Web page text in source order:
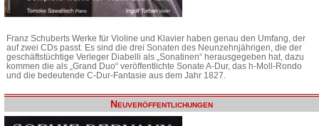
Franz Schuberts Werke für Violine und Klavier haben genau den Umfang, der
auf zwei CDs passt. Es sind die drei Sonaten des Neunzehnjährigen, die der
geschäftstüchtige Verleger Diabelli als „Sonatinen“ herausgegeben hat, dazu
kommen die als „Grand Duo“ veröffentlichte Sonate A-Dur, das h-Moll-Rondo
und die bedeutende C-Dur-Fantasie aus dem Jahr 1827.
Neuveröffentlichungen